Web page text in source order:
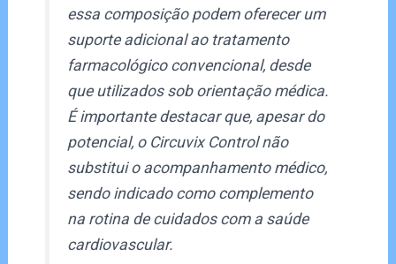
essa composição podem oferecer um
suporte adicional ao tratamento
farmacológico convencional, desde
que utilizados sob orientação médica.
É importante destacar que, apesar do
potencial, o Circuvix Control não
substitui o acompanhamento médico,
sendo indicado como complemento
na rotina de cuidados com a saúde
cardiovascular.